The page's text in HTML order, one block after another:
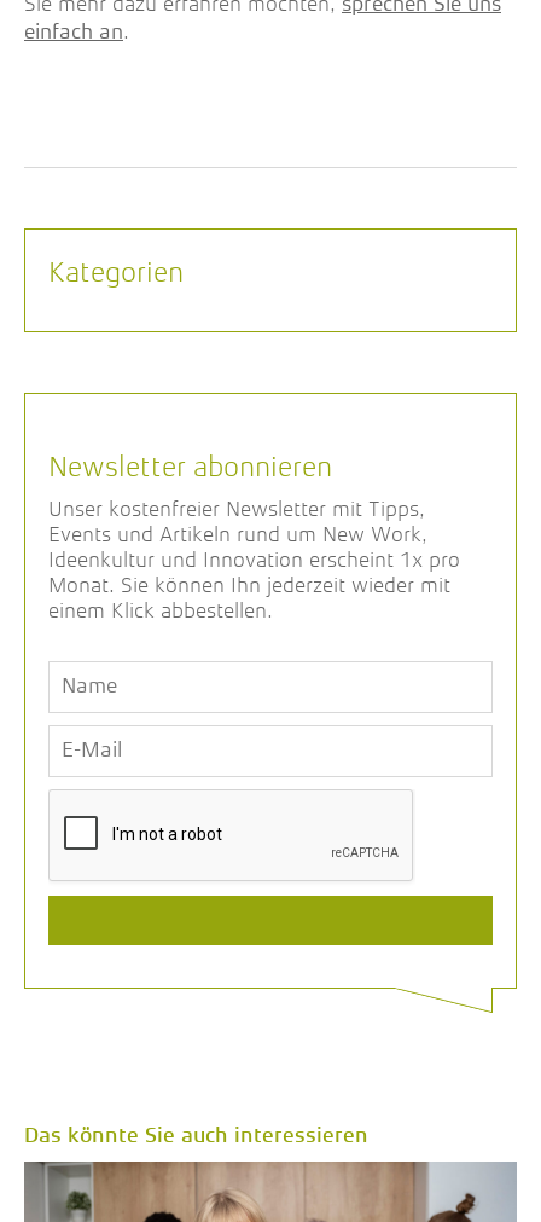
sprechen Sie uns
einfach an.
Kategorien
Newsletter abonnieren
Unser kostenfreier Newsletter mit Tipps,
Events und Artikeln rund um New Work,
Ideenkultur und Innovation erscheint 1x pro
Monat. Sie können Ihn jederzeit wieder mit
einem Klick abbestellen.
Das könnte Sie auch interessieren